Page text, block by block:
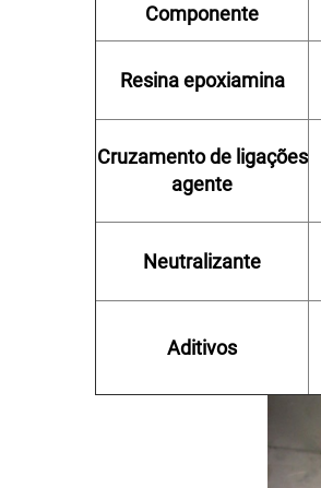
Componente
Resina epoxiamina
Cruzamento de ligações
agente
Neutralizante
Aditivos